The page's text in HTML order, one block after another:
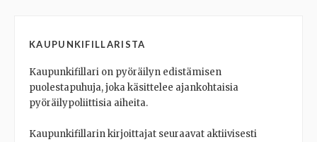
KAUPUNKIFILLARISTA
Kaupunkifillari on pyöräilyn edistämisen
puolestapuhuja, joka käsittelee ajankohtaisia
pyöräilypoliittisia aiheita.
Kaupunkifillarin kirjoittajat seuraavat aktiivisesti